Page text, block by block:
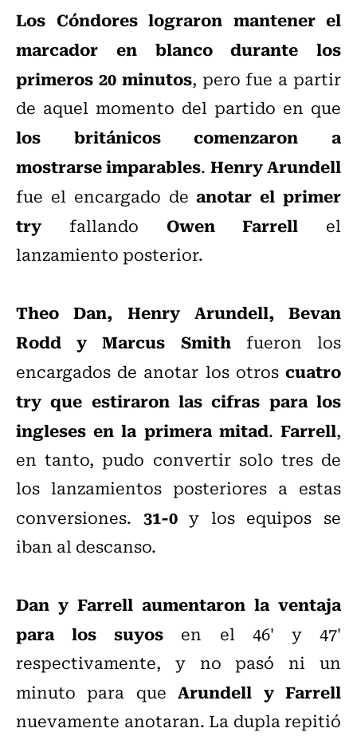
Los Cóndores lograron mantener el
marcador en blanco durante los
primeros 20 minutos, pero fue a partir
de aquel momento del partido en que
los británicos comenzaron a
mostrarse imparables. Henry Arundell
fue el encargado deanotar el primer
try fallando Owen Farrell el
lanzamiento posterior.
Theo Dan, Henry Arundell, Bevan
Rodd y Marcus Smithfueron los
encargados de anotar los otroscuatro
try que estiraron las cifras para los
ingleses en la primera mitad.Farrell,
en tanto, pudo convertir solo tres de
los lanzamientos posteriores a estas
conversiones. 31-0y los equipos se
iban al descanso.
Dan y Farrell aumentaron la ventaja
para los suyos en el 46' y 47'
respectivamente, y no pasó ni un
minuto para queArundell y Farrell
nuevamente anotaran. La dupla repitió